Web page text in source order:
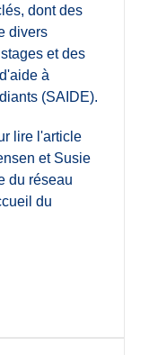
dont des
divers
et des
à
(SAIDE).
lire l'article
et Susie
du réseau
du